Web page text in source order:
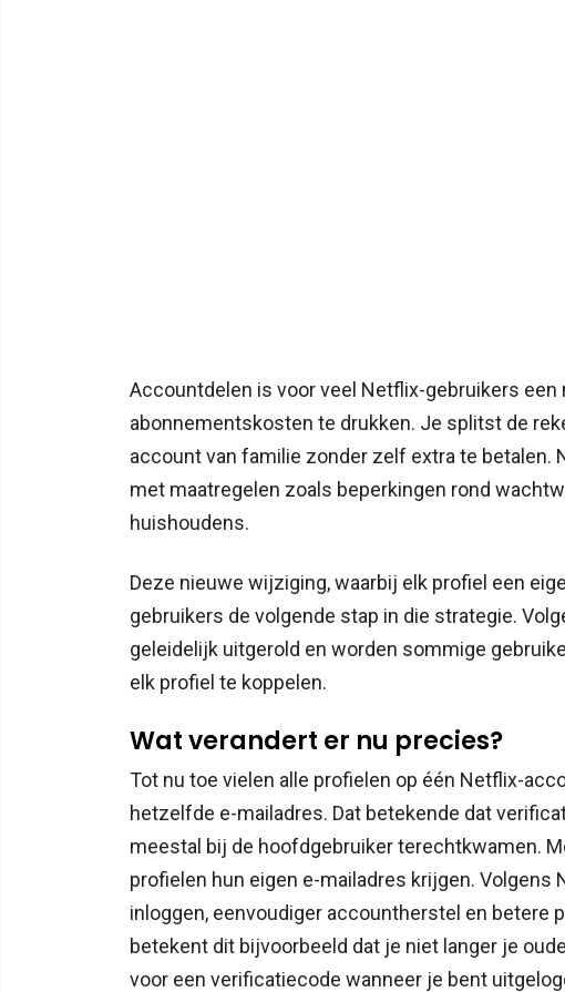
Accountdelen is voor veel Netflix-gebruikers
abonnementskosten te drukken. Je splitst de
account van familie zonder zelf extra te betalen.
met maatregelen zoals beperkingen rond
huishoudens.
Deze nieuwe wijziging, waarbij elk profiel een
gebruikers de volgende stap in die strategie.
geleidelijk uitgerold en worden sommige
elk profiel te koppelen.
Wat verandert er nu precies?
Tot nu toe vielen alle profielen op één Netflix-
hetzelfde e-mailadres. Dat betekende dat
meestal bij de hoofdgebruiker terechtkwamen.
profielen hun eigen e-mailadres krijgen.
inloggen, eenvoudiger accountherstel en betere
betekent dit bijvoorbeeld dat je niet langer je
voor een verificatiecode wanneer je bent